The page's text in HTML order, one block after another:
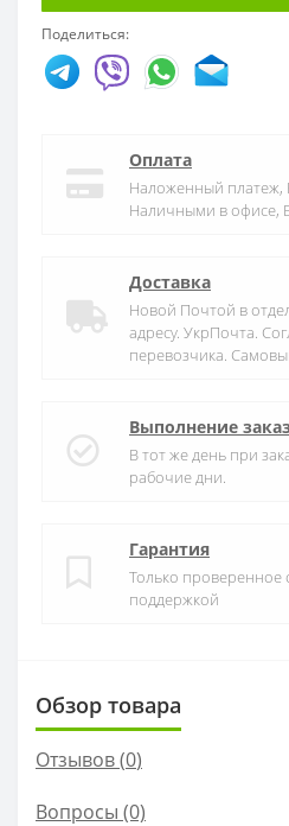
Поделиться:
Оплата
Наложенный платеж,
Наличными в офисе,
Доставка
Новой Почтой в
адресу. УкрПочта.
перевозчика.
Выполнение
В тот же день при
рабочие дни.
Гарантия
Только проверенное
поддержкой
Обзор товара
Отзывов (0)
Вопросы (0)